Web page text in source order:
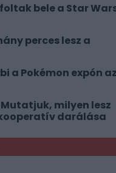
bele a Star
perces lesz a
a Pokémon expón
milyen lesz
darálása